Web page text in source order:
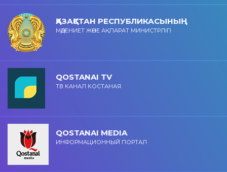
ҚАЗАҚСТАН РЕСПУБЛИКАСЫНЫҢ
МӘДЕНИЕТ ЖӘНЕ АҚПАРАТ МИНИСТРЛІГІ
QOSTANAI TV
ТВ КАНАЛ КОСТАНАЯ
QOSTANAI MEDIA
ИНФОРМАЦИОННЫЙ ПОРТАЛ